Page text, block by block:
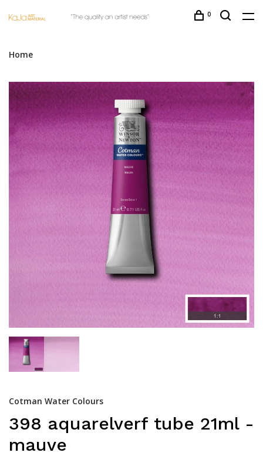
0
Home
Cotman Water Colours
398 aquarelverf tube 21ml -
mauve